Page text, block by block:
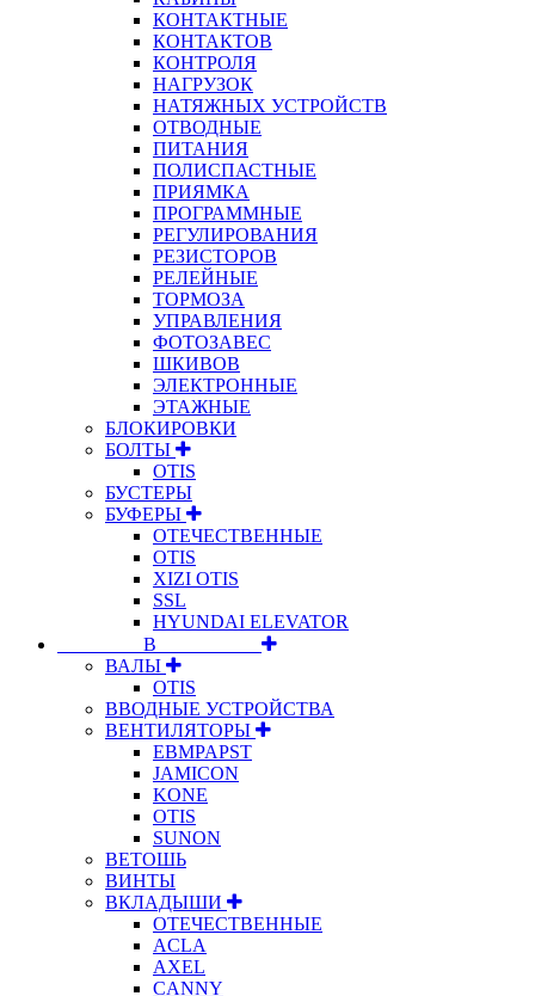
КОНТАКТНЫЕ
КОНТАКТОВ
КОНТРОЛЯ
НАГРУЗОК
НАТЯЖНЫХ УСТРОЙСТВ
ОТВОДНЫЕ
ПИТАНИЯ
ПОЛИСПАСТНЫЕ
ПРИЯМКА
ПРОГРАММНЫЕ
РЕГУЛИРОВАНИЯ
РЕЗИСТОРОВ
РЕЛЕЙНЫЕ
ТОРМОЗА
УПРАВЛЕНИЯ
ФОТОЗАВЕС
ШКИВОВ
ЭЛЕКТРОННЫЕ
ЭТАЖНЫЕ
БЛОКИРОВКИ
БОЛТЫ
OTIS
БУСТЕРЫ
БУФЕРЫ
ОТЕЧЕСТВЕННЫЕ
OTIS
XIZI OTIS
SSL
HYUNDAI ELEVATOR
⠀⠀⠀⠀⠀⠀В⠀⠀⠀⠀⠀⠀⠀
ВАЛЫ
OTIS
ВВОДНЫЕ УСТРОЙСТВА
ВЕНТИЛЯТОРЫ
EBMPAPST
JAMICON
KONE
OTIS
SUNON
ВЕТОШЬ
ВИНТЫ
ВКЛАДЫШИ
ОТЕЧЕСТВЕННЫЕ
ACLA
AXEL
CANNY